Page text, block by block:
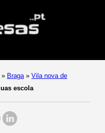
» Braga » Vila nova de
escola